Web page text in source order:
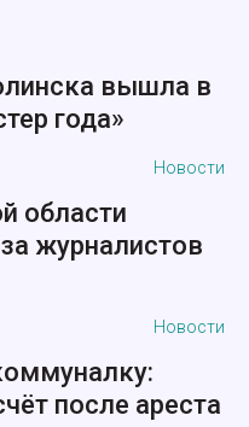
вышла в
года»
Новости
области
журналистов
Новости
после ареста